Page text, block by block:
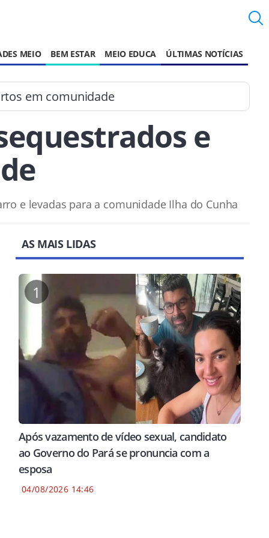
MEIO BEM ESTAR MEIO EDUCA ÚLTIMAS NOTÍCIAS
em comunidade
e
e levadas para a comunidade Ilha do Cunha
AS MAIS LIDAS
1
Após vazamento de vídeo sexual, candidato
ao Governo do Pará se pronuncia com a
esposa
04/08/2026 14:46